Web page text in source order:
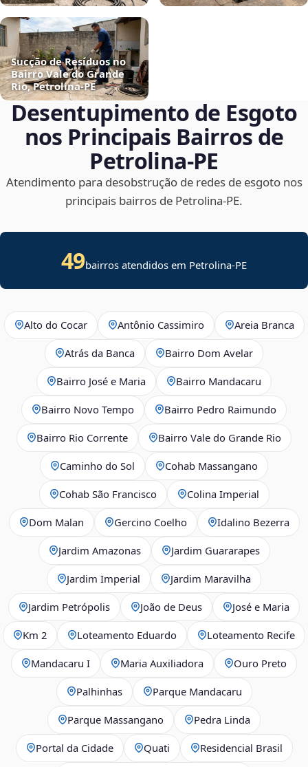
Sucção de Resíduos no
Bairro Vale do Grande
Rio, Petrolina‑PE
Desentupimento de Esgoto
nos Principais Bairros de
Petrolina‑PE
Atendimento para desobstrução de redes de esgoto nos
principais bairros de Petrolina‑PE.
49bairros atendidos em Petrolina-PE
Alto do Cocar Antônio Cassimiro Areia Branca
Atrás da Banca Bairro Dom Avelar
Bairro José e Maria Bairro Mandacaru
Bairro Novo Tempo Bairro Pedro Raimundo
Bairro Rio Corrente Bairro Vale do Grande Rio
Caminho do Sol Cohab Massangano
Cohab São Francisco Colina Imperial
Dom Malan Gercino Coelho Idalino Bezerra
Jardim Amazonas Jardim Guararapes
Jardim Imperial Jardim Maravilha
Jardim Petrópolis João de Deus José e Maria
Km 2 Loteamento Eduardo Loteamento Recife
Mandacaru I Maria Auxiliadora Ouro Preto
Palhinhas Parque Mandacaru
Parque Massangano Pedra Linda
Portal da Cidade Quati Residencial Brasil